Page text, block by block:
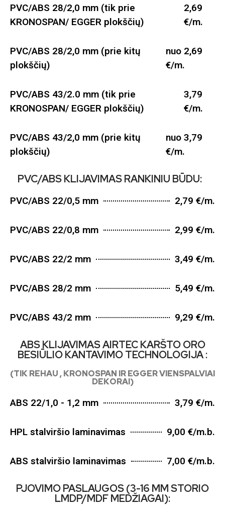
PVC/ABS 28/2,0 mm (tik prie
KRONOSPAN/ EGGER plokščių)
2,69
€/m.
PVC/ABS 28/2,0 mm (prie kitų
plokščių)
nuo 2,69
€/m.
PVC/ABS 43/2.0 mm (tik prie
KRONOSPAN/ EGGER plokščių)
3,79
€/m.
PVC/ABS 43/2,0 mm (prie kitų
plokščių)
nuo 3,79
€/m.
PVC/ABS KLIJAVIMAS RANKINIU BŪDU:
PVC/ABS 22/0,5 mm 2,79 €/m.
PVC/ABS 22/0,8 mm 2,99 €/m.
PVC/ABS 22/2 mm 3,49 €/m.
PVC/ABS 28/2 mm 5,49 €/m.
PVC/ABS 43/2 mm 9,29 €/m.
ABS KLIJAVIMAS AIRTEC KARŠTO ORO
BESIŪLIO KANTAVIMO TECHNOLOGIJA :
(TIK REHAU , KRONOSPAN IR EGGER VIENSPALVIAI
DEKORAI)
ABS 22/1,0 - 1,2 mm 3,79 €/m.
HPL stalviršio laminavimas 9,00 €/m.b.
ABS stalviršio laminavimas 7,00 €/m.b.
PJOVIMO PASLAUGOS (3-16 MM STORIO
LMDP/MDF MEDŽIAGAI):